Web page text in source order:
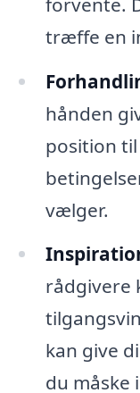
træffe en
hånden
position
vælger.
rådgivere
kan give
du måske